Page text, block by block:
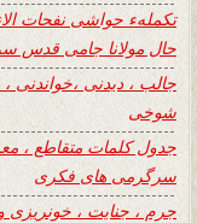
تکملهء حواشی نفحات
حال مولانا جامی قدس
جالب ، دیدنی ،خواندنی
شوخی
جدول کلمات متقاطع ،
سرگرمی های فکری
جرم ، جنایت ، خونریزی